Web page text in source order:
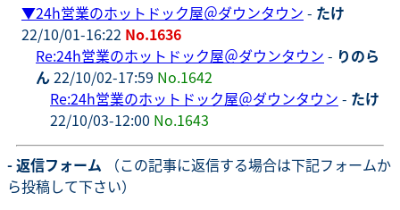
▼24h営業のホットドック屋＠ダウンタウン - たけ
22/10/01-16:22 No.1636
Re:24h営業のホットドック屋＠ダウンタウン - りのら
ん22/10/02-17:59 No.1642
Re:24h営業のホットドック屋＠ダウンタウン - たけ
22/10/03-12:00 No.1643
- 返信フォーム （この記事に返信する場合は下記フォームか
ら投稿して下さい）